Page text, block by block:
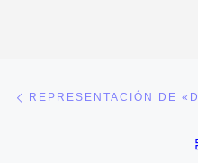
Navegación de
REPRESENTACIÓN DE